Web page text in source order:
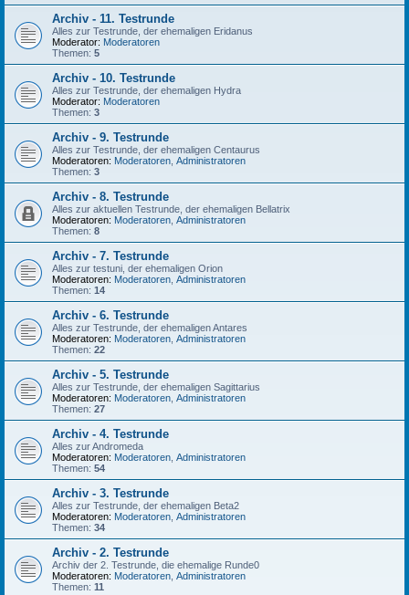
Archiv - 11. Testrunde
Alles zur Testrunde, der ehemaligen Eridanus
Moderator: Moderatoren
Themen: 5
Archiv - 10. Testrunde
Alles zur Testrunde, der ehemaligen Hydra
Moderator: Moderatoren
Themen: 3
Archiv - 9. Testrunde
Alles zur Testrunde, der ehemaligen Centaurus
Moderatoren: Moderatoren Administratoren
Themen: 3
Archiv - 8. Testrunde
Alles zur aktuellen Testrunde, der ehemaligen Bellatrix
Moderatoren: Moderatoren Administratoren
Themen: 8
Archiv - 7. Testrunde
Alles zur testuni, der ehemaligen Orion
Moderatoren: Moderatoren Administratoren
Themen: 14
Archiv - 6. Testrunde
Alles zur Testrunde, der ehemaligen Antares
Moderatoren: Moderatoren Administratoren
Themen: 22
Archiv - 5. Testrunde
Alles zur Testrunde, der ehemaligen Sagittarius
Moderatoren: Moderatoren Administratoren
Themen: 27
Archiv - 4. Testrunde
Alles zur Andromeda
Moderatoren: Moderatoren Administratoren
Themen: 54
Archiv - 3. Testrunde
Alles zur Testrunde, der ehemaligen Beta2
Moderatoren: Moderatoren Administratoren
Themen: 34
Archiv - 2. Testrunde
Archiv der 2. Testrunde, die ehemalige Runde0
Moderatoren: Moderatoren Administratoren
Themen: 11